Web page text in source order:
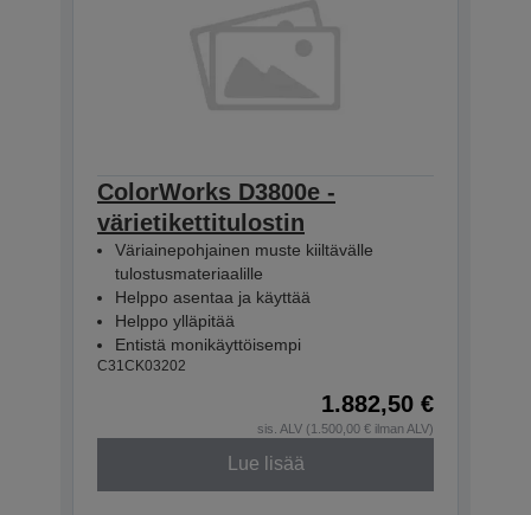
ColorWorks D3800e -
värietikettitulostin
Väriainepohjainen muste kiiltävälle
tulostusmateriaalille
Helppo asentaa ja käyttää
Helppo ylläpitää
Entistä monikäyttöisempi
C31CK03202
1.882,50 €
sis. ALV (1.500,00 € ilman ALV)
Lue lisää